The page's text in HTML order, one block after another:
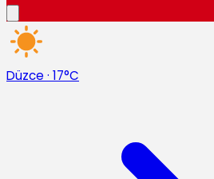
Düzce · 17°C